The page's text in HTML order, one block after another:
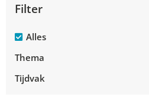
Filter
Alles
Thema
Tijdvak